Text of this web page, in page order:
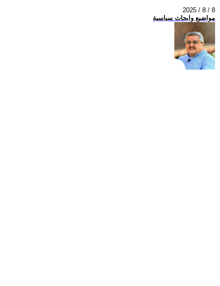
2025 / 8 / 8
مواضيع وابحاث سياسية